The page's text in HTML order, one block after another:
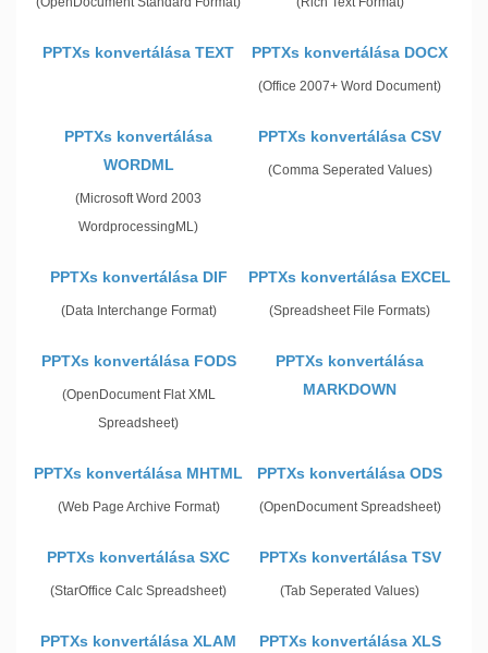
PPTXs konvertálása TEXT PPTXs konvertálása DOCX
(Office 2007+ Word Document)
PPTXs konvertálása
WORDML
(Microsoft Word 2003
WordprocessingML)
PPTXs konvertálása CSV
(Comma Seperated Values)
PPTXs konvertálása DIF
(Data Interchange Format)
PPTXs konvertálása EXCEL
(Spreadsheet File Formats)
PPTXs konvertálása FODS
(OpenDocument Flat XML
Spreadsheet)
PPTXs konvertálása
MARKDOWN
PPTXs konvertálása MHTML
(Web Page Archive Format)
PPTXs konvertálása ODS
(OpenDocument Spreadsheet)
PPTXs konvertálása SXC
(StarOffice Calc Spreadsheet)
PPTXs konvertálása TSV
(Tab Seperated Values)
PPTXs konvertálása XLAM PPTXs konvertálása XLS